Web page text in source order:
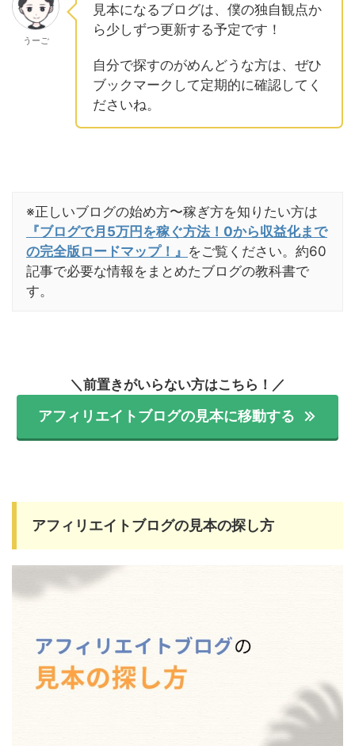
うーご
見本になるブログは、僕の独自観点か
ら少しずつ更新する予定です！
自分で探すのがめんどうな方は、ぜひ
ブックマークして定期的に確認してく
ださいね。
※正しいブログの始め方〜稼ぎ方を知りたい方は
『ブログで月5万円を稼ぐ方法！0から収益化まで
の完全版ロードマップ！』 をご覧ください。約60
記事で必要な情報をまとめたブログの教科書で
す。
＼前置きがいらない方はこちら！／
アフィリエイトブログの見本に移動する
アフィリエイトブログの見本の探し方